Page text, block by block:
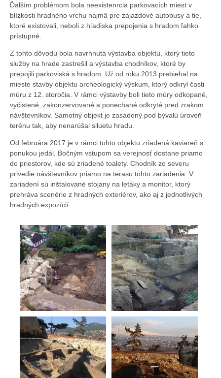
Ďalším problémom bola neexistenrcia parkovacích miest v
blízkosti hradného vrchu najmä pre zájazdové autobusy a tie,
ktoré existovali, neboli z hľadiska prepojenia s hradom ľahko
prístupné.
Z tohto dôvodu bola navrhnutá výstavba objektu, ktorý tieto
služby na hrade zastrešil a výstavba chodníkov, ktoré by
prepojili parkoviská s hradom. Už od roku 2013 prebiehal na
mieste stavby objektu archeologický výskum, ktorý odkryl časti
múru z 12. storočia. V rámci výstavby boli tieto múry odkopané,
vyčistené, zakonzervované a ponechané odkryté pred zrakom
návštevníkov. Samotný objekt je zasadený pod bývalú úroveň
terénu tak, aby nenarúšal siluetu hradu.
Od februára 2017 je v rámci tohto objektu zriadená kaviareň s
ponukou jedál. Bočným vstupom sa verejnosť dostane priamo
do priestorov, kde sú zriadené toalety. Chodník zo severu
privedie návštevníkov priamo na terasu tohto zariadenia. V
zariadení sú inštalované stojany na letáky a monitor, ktorý
prehráva scenérie z hradných exteriérov, ako aj z jednotlivých
hradných expozícií.